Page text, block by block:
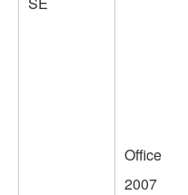
Office
2007